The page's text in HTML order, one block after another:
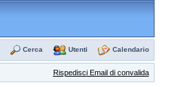
Cerca Utenti Calendario
Rispedisci Email di convalida